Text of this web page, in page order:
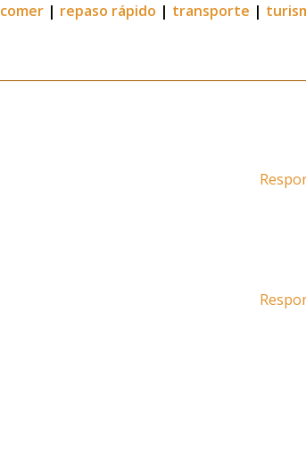
comer | repaso rápido | transporte |